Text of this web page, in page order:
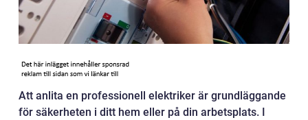
Att anlita en professionell elektriker är grundläggande
för säkerheten i ditt hem eller på din arbetsplats. I